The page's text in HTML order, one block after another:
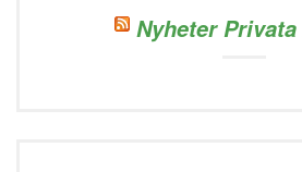
Nyheter